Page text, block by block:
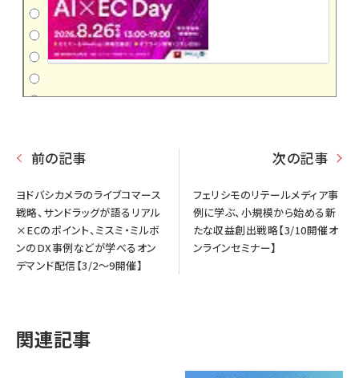
前の記事
ヨドバシカメラのライブコマース
戦略、サンドラッグが語るリアル
×ECのポイント、ミスミ・ミルボ
ンのDX事例などが学べるオン
デマンド配信【3/2～9開催】
次の記事
フェリシモのリテールメディア事
例に学ぶ、小規模から始める新
たな収益創出戦略【3/10開催オ
ンラインセミナー】
関連記事